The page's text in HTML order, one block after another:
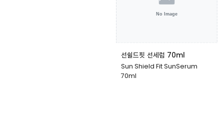
선쉴드핏 선세럼 70ml
Sun Shield Fit SunSerum
70ml